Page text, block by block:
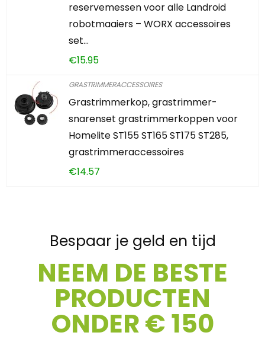
reservemessen voor alle Landroid
robotmaaiers – WORX accessoires
set…
€15.95
GRASTRIMMERACCESSOIRES
Grastrimmerkop, grastrimmer-
snarenset grastrimmerkoppen voor
Homelite ST155 ST165 ST175 ST285,
grastrimmeraccessoires
€14.57
Bespaar je geld en tijd
NEEM DE BESTE
PRODUCTEN
ONDER € 150